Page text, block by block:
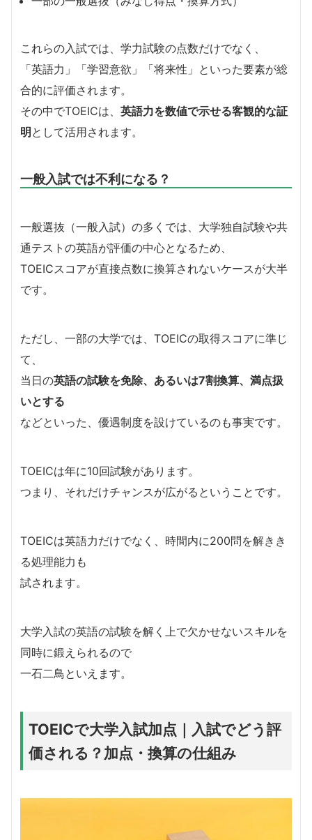
これらの入試では、学力試験の点数だけでなく、
「英語力」「学習意欲」「将来性」といった要素が総
合的に評価されます。
その中でTOEICは、 英語力を数値で示せる客観的な証
明 として活用されます。
一般入試では不利になる？
一般選抜（一般入試）の多くでは、大学独自試験や共
通テストの英語が評価の中心となるため、
TOEICスコアが直接点数に換算されないケースが大半
です。
ただし、一部の大学では、TOEICの取得スコアに準じ
て、
当日の英語の試験を免除、あるいは7割換算、満点扱
いとする
などといった、優遇制度を設けているのも事実です。
TOEICは年に10回試験があります。
つまり、それだけチャンスが広がるということです。
TOEICは英語力だけでなく、時間内に200問を解きき
る処理能力も
試されます。
大学入試の英語の試験を解く上で欠かせないスキルを
同時に鍛えられるので
一石二鳥といえます。
TOEICで大学入試加点｜入試でどう評
価される？加点・換算の仕組み